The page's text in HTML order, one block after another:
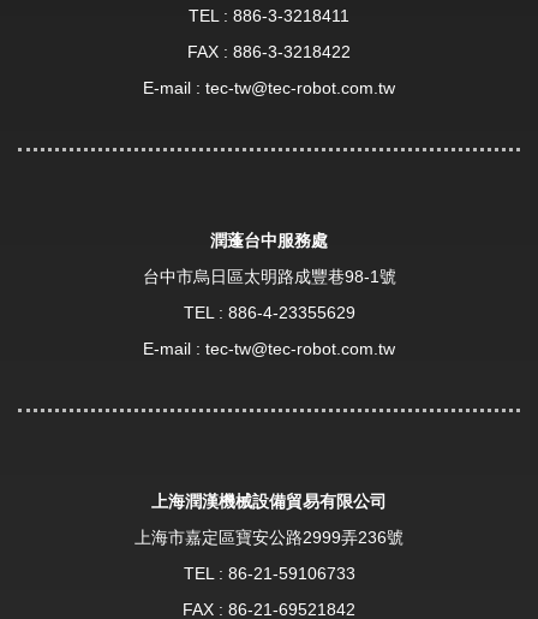
TEL : 886-3-3218411
FAX : 886-3-3218422
E-mail : tec-tw@tec-robot.com.tw
潤蓬台中服務處
台中市烏日區太明路成豐巷98-1號
TEL : 886-4-23355629
E-mail : tec-tw@tec-robot.com.tw
上海潤漢機械設備貿易有限公司
上海市嘉定區寶安公路2999弄236號
TEL : 86-21-59106733
FAX : 86-21-69521842